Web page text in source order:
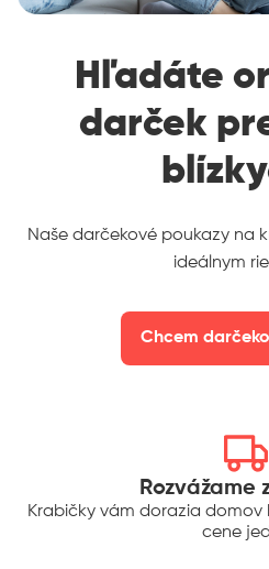
Hľadáte
darček
Naše darčekové poukazy na
ideálnym
Chcem
Rozvážame
Krabičky vám dorazia domov
cene